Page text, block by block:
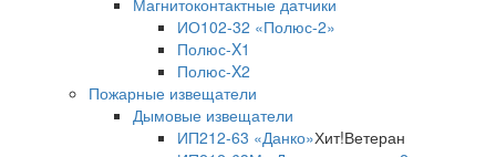
Магнитоконтактные датчики
ИО102-32 «Полюс-2»
Полюс-X1
Полюс-X2
Пожарные извещатели
Дымовые извещатели
ИП212-63 «Данко»Хит!Ветеран